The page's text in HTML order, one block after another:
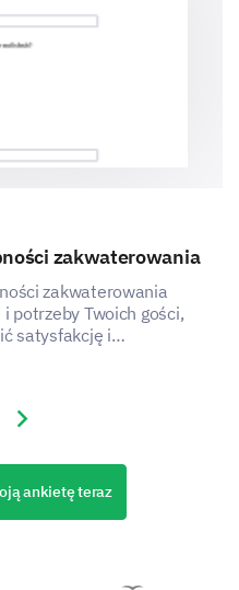
zakwaterowania
zakwaterowania
potrzeby Twoich gości,
satysfakcję i
slide
Next slide
ankietę teraz